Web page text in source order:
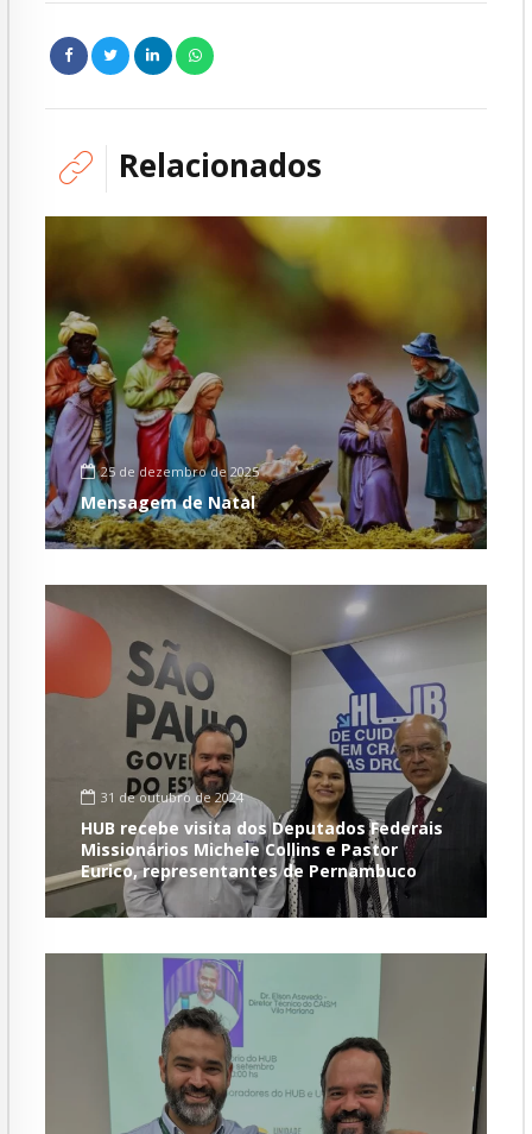
Relacionados
25 de dezembro de 2025
Mensagem de Natal
31 de outubro de 2024
HUB recebe visita dos Deputados Federais
Missionários Michele Collins e Pastor
Eurico, representantes de Pernambuco